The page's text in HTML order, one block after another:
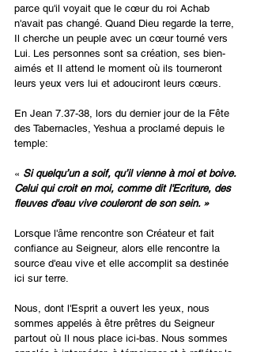
parce qu'il voyait que le cœur du roi Achab
n'avait pas changé. Quand Dieu regarde la terre,
Il cherche un peuple avec un cœur tourné vers
Lui. Les personnes sont sa création, ses bien-
aimés et Il attend le moment où ils tourneront
leurs yeux vers lui et adouciront leurs cœurs.
En Jean 7.37-38, lors du dernier jour de la Fête
des Tabernacles, Yeshua a proclamé depuis le
temple:
« Si quelqu’un a soif, qu’il vienne à moi et boive.
Celui qui croit en moi, comme dit l'Ecriture, des
fleuves d'eau vive couleront de son sein. »
Lorsque l'âme rencontre son Créateur et fait
confiance au Seigneur, alors elle rencontre la
source d'eau vive et elle accomplit sa destinée
ici sur terre.
Nous, dont l'Esprit a ouvert les yeux, nous
sommes appelés à être prêtres du Seigneur
partout où Il nous place ici-bas. Nous sommes